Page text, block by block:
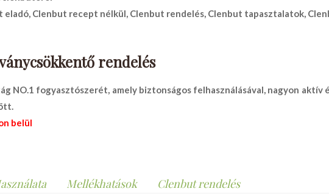
eladó, Clenbut recept nélkül, Clenbut rendelés, Clenbut tapasztalatok,
rendelés
NO.1 fogyasztószerét, amely biztonságos felhasználásával, nagyon
belül
Mellékhatások Clenbut rendelés